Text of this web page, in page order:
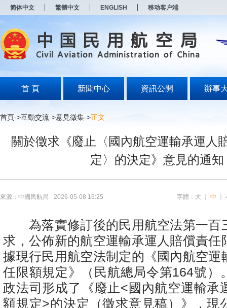
简体中文 繁體中文 ENGLISH 移动客户端
首 頁 新聞中心 資訊公開 辦事
首頁->互動交流->意見徵集->正文
關於徵求《廢止〈國內航空運輸承運人
定〉的決定》意見的通知
來源：中國民航局 2026-05-08 16:25 字體： 大 中
為落實修訂後的民用航空法第一百
求，公佈新的航空運輸承運人賠償責任
據現行民用航空法制定的《國內航空運
任限額規定》（民航總局令第164號）
政法司形成了《廢止<國內航空運輸承
額規定>的決定（徵求意見稿）》，現
打
开
无
障
说
按
Alt
盲